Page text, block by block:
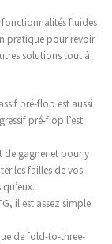
fonctionnalités fluides
pratique pour revoir
solutions tout à
pré-flop est aussi
pré-flop l’est
de gagner et pour y
les failles de vos
il est assez simple
de fold-to-three-